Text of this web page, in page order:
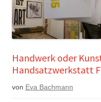
Handwerk oder
Handsatzwerkstatt
von Eva Bachmann